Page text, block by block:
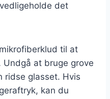
det
til at
Undgå at bruge grove
ridse glasset. Hvis
kan du